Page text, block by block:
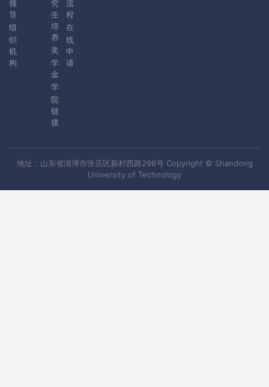
领
导
组
织
机
构
究
生
培
养
奖
学
金
学
院
链
接
流
程
在
线
申
请
地址：山东省淄博市张店区新村西路266号 Copyright © Shandong
University of Technology